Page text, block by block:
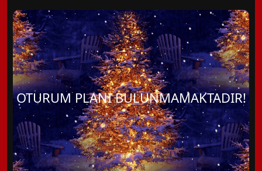
OTURUM PLANI BULUNMAMAKTADIR!